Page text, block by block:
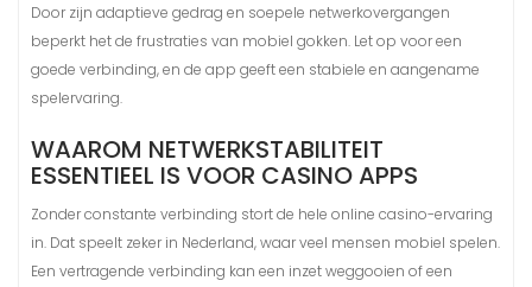
Door zijn adaptieve gedrag en soepele netwerkovergangen
beperkt het de frustraties van mobiel gokken. Let op voor een
goede verbinding, en de app geeft een stabiele en aangename
spelervaring.
WAAROM NETWERKSTABILITEIT
ESSENTIEEL IS VOOR CASINO APPS
Zonder constante verbinding stort de hele online casino-ervaring
in. Dat speelt zeker in Nederland, waar veel mensen mobiel spelen.
Een vertragende verbinding kan een inzet weggooien of een